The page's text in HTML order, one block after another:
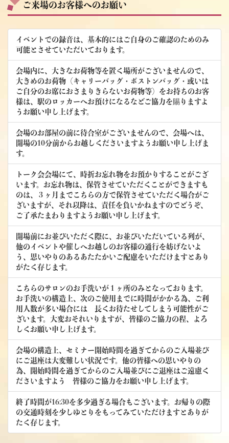
ご来場のお客様へのお願い
イベントでの録音は、基本的にはご自身のご確認のためのみ
可能とさせていただいております。
会場内に、大きなお荷物等を置く場所がございませんので、
大きめのお荷物（キャリーバッグ・ボストンバッグ・或いは
ご自分のお席におさまりきらないお荷物等）をお持ちのお客
様は、駅のロッカーへお預けになるなどご協力を賜りますよ
うお願い申し上げます。
会場のお部屋の前に待合室がございませんので、会場へは、
開場の10分前からお越しくださいますようお願い申し上げま
す。
トーク会会場にて、時折お忘れ物をお預かりすることがござ
います。お忘れ物は、保管させていただくことができますも
のは、３ヶ月までこちらの方で保管させていただく場合がご
ざいますが、それ以降は、責任を負いかねますのでどうぞ、
ご了承たまわりますようお願い申し上げます。
開場前にお並びいただく際に、お並びいただいている列が、
他のイベントや催しへお越しのお客様の通行を妨げないよ
う、思いやりのあるあたたかいご配慮をいただけますとあり
がたく存じます。
こちらのサロンのお手洗いが１ヶ所のみとなっております。
お手洗いの構造上、次のご使用までに時間がかかる為、ご利
用人数が多い場合には 長くお待たせしてしまう可能性がご
ざいます。大変おそれいりますが、皆様のご協力の程、よろ
しくお願い申し上げます。
会場の構造上、セミナー開始時間を過ぎてからのご入場並び
にご退座は大変難しい状況です。他の皆様への思いやりの
為、開始時間を過ぎてからのご入場並びにご退座はご遠慮く
ださいますよう 皆様のご協力をお願い申し上げます。
終了時間が16:30を多少過ぎる場合もございます。お帰りの際
の交通時刻を少しゆとりをもってみていただけますとありが
たく存じます。